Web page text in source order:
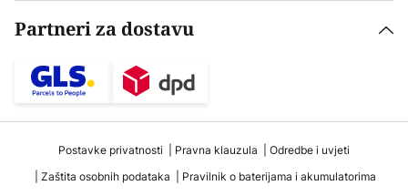
Partneri za dostavu
Postavke privatnosti Pravna klauzula
Odredbe i uvjeti
Zaštita osobnih podataka
Pravilnik o baterijama i akumulatorima